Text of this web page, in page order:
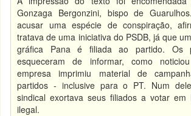
Gonzaga Bergonzini, bispo de
acusar uma espécie de conspiração,
tratava de uma iniciativa do PSDB, já que
gráfica Pana é filiada ao partido. Os
esqueceram de informar, como
empresa imprimiu material de
partidos - inclusive para o PT. Num
sindical exortava seus filiados a votar
ilegal.